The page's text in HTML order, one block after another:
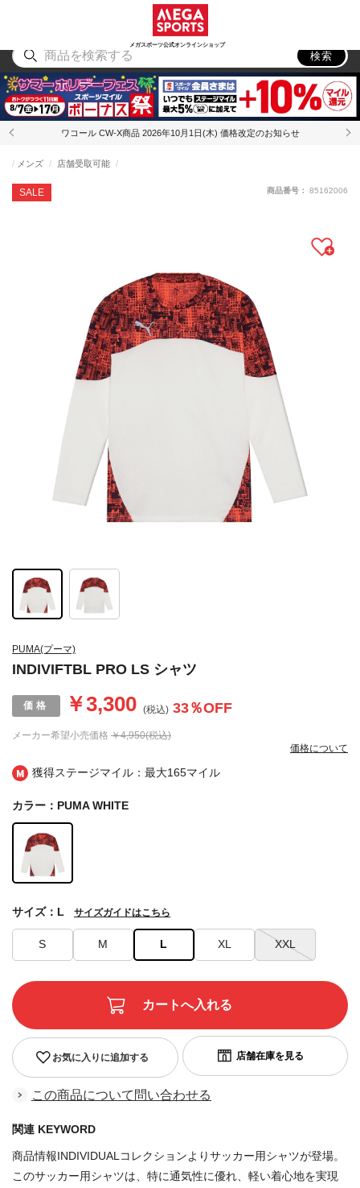
メガスポーツ公式オンラインショップ
アウトドア
検索
ワコール CW-X商品 2026年10月1日(木) 価格改定のお知らせ
獲得ステージマイル：最大165マイル
PUMA(プーマ)
INDIVIFTBL PRO LS シャツ
SALE
メンズ 店舗受取可能
メーカー希望小売価格 ￥4,950(税込)
￥3,300 (税込) 33％OFF
価格について
商品番号： 85162006
カラー：PUMA WHITE
S M L XL XXL
サイズ：L サイズガイドはこちら
お気に入りに追加する
この商品について問い合わせる
関連 KEYWORD
商品情報INDIVIDUALコレクションよりサッカー用シャツが登場。
このサッカー用シャツは、特に通気性に優れ、軽い着心地を実現